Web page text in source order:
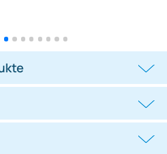
6 Meter Kabel RG174 Typ Z
((0))